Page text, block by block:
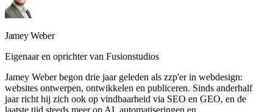
Jamey Weber
Eigenaar en oprichtervan Fusionstudios
Jamey Weber begon drie jaar geleden als zzp'er in webdesign:
websites ontwerpen, ontwikkelen en publiceren. Sinds anderhalf
jaar richt hij zich ook op vindbaarheid via SEO en GEO, en de